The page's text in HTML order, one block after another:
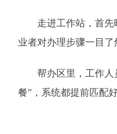
走进工作站，首先映
业者对办理步骤一目了
帮办区里，工作人员
餐”，系统都提前匹配